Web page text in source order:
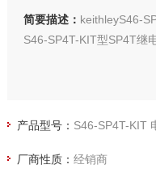
简要描述： keithleyS46-
S46-SP4T-KIT型SP4T继
产品型号： S46-SP4T-KIT
厂商性质： 经销商